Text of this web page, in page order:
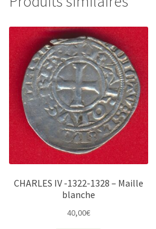
CHARLES IV -1322-1328 – Maille
blanche
40,00€